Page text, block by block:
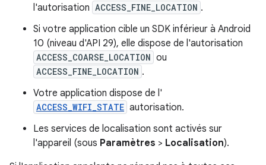
l'autorisation ACCESS_FINE_LOCATION .
Si votre application cible un SDK inférieur à Android
10 (niveau d'API 29), elle dispose de l'autorisation
ACCESS_COARSE_LOCATION ou
ACCESS_FINE_LOCATION .
Votre application dispose de l'
ACCESS_WIFI_STATE autorisation.
Les services de localisation sont activés sur
l'appareil (sous Paramètres > Localisation).